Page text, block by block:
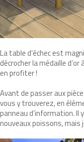
La table d’échec est
décrocher la médaille
en profiter !
Avant de passer aux
vous y trouverez, en
panneau d’information. Il
nouveaux poissons, mais